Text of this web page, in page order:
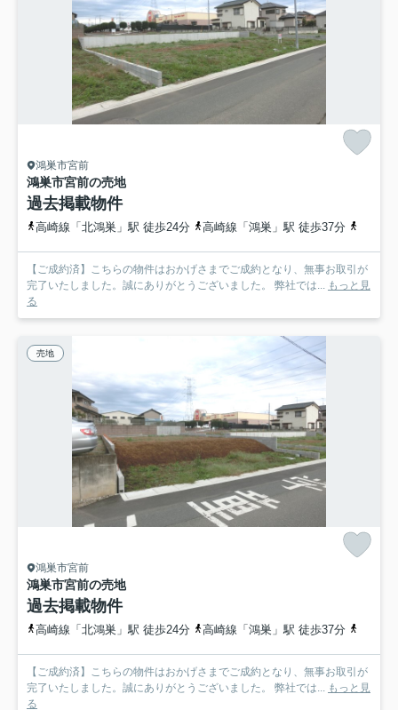
鴻巣市宮前
鴻巣市宮前の売地
過去掲載物件
高崎線「北鴻巣」駅 徒歩24分 高崎線「鴻巣」駅 徒歩37分
【ご成約済】こちらの物件はおかげさまでご成約となり、無事お取引が
完了いたしました。誠にありがとうございました。 弊社では... もっと見
る
売地
鴻巣市宮前
鴻巣市宮前の売地
過去掲載物件
高崎線「北鴻巣」駅 徒歩24分 高崎線「鴻巣」駅 徒歩37分
【ご成約済】こちらの物件はおかげさまでご成約となり、無事お取引が
完了いたしました。誠にありがとうございました。 弊社では... もっと見
る